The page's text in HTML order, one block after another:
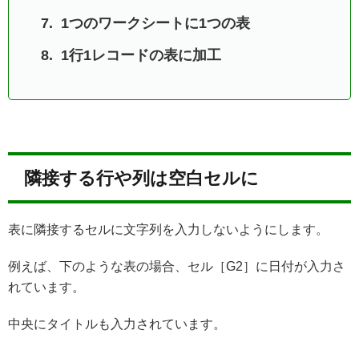
1つのワークシートに1つの表
1行1レコードの表に加工
隣接する行や列は空白セルに
表に隣接するセルに文字列を入力しないようにします。
例えば、下のような表の場合、セル［G2］に日付が入力さ
れています。
中央にタイトルも入力されています。